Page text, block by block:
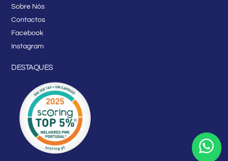
Sobre Nós
Contactos
Facebook
Instagram
DESTAQUES